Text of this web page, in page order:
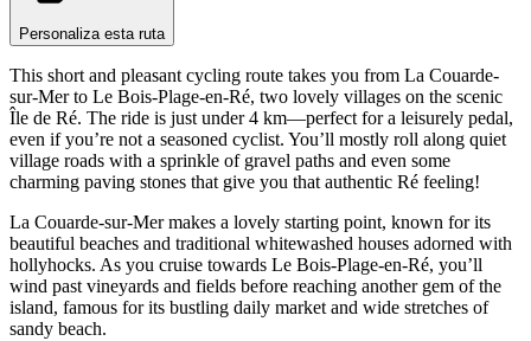
Personaliza esta ruta
This short and pleasant cycling route takes you from La Couarde-
sur-Mer to Le Bois-Plage-en-Ré, two lovely villages on the scenic
Île de Ré. The ride is just under 4 km—perfect for a leisurely pedal,
even if you’re not a seasoned cyclist. You’ll mostly roll along quiet
village roads with a sprinkle of gravel paths and even some
charming paving stones that give you that authentic Ré feeling!
La Couarde-sur-Mer makes a lovely starting point, known for its
beautiful beaches and traditional whitewashed houses adorned with
hollyhocks. As you cruise towards Le Bois-Plage-en-Ré, you’ll
wind past vineyards and fields before reaching another gem of the
island, famous for its bustling daily market and wide stretches of
sandy beach.